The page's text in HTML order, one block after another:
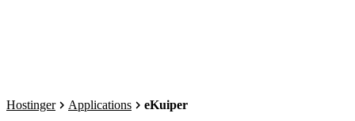
Hostinger Applications eKuiper